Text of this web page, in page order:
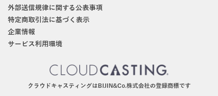
外部送信規律に関する公表事項
特定商取引法に基づく表示
企業情報
サービス利用環境
クラウドキャスティングはBIJIN&Co.株式会社の登録商標です